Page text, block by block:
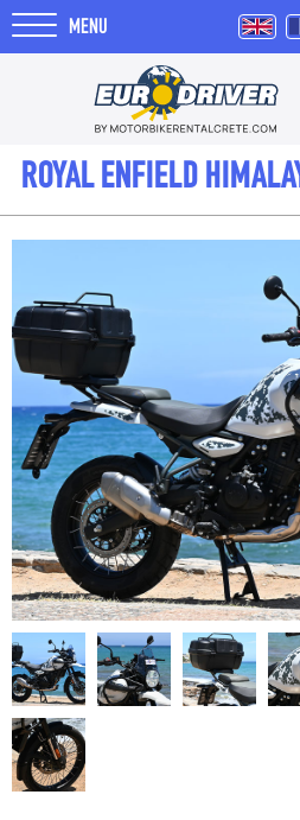
MENU
ΕΝΟΙΚΙΑΣΕΙΣ
ΣΧΕΤΙΚΑ ΜΕ ΕΜΑΣ
REVIEWS
ΤΑΞΙΔΙΑ
BLOG
F.A.Q
ROYAL ENFIELD